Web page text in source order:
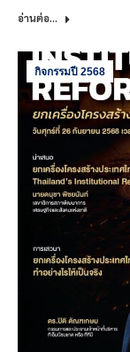
อ่านต่อ...
กิจกรรมปี 2568